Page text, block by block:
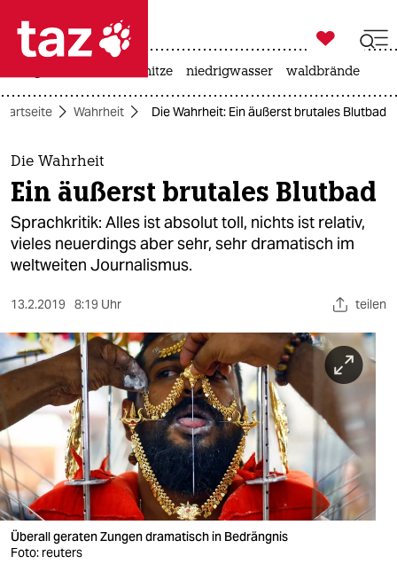
 taz zahl ich
taz zahl ich
themen
politik
öko
sport
berlin
nord
wahrheit
verlag
verlag

taz zahl ich
hitze niedrigwasser waldbrände
Wahrheit Die Wahrheit: Ein äußerst brutales Blutbad
Die Wahrheit
Ein äußerst brutales Blutbad
Sprachkritik: Alles ist absolut toll, nichts ist relativ,
vieles neuerdings aber sehr, sehr dramatisch im
weltweiten Journalismus.
13.2.2019 8:19 Uhr teilen
Überall geraten Zungen dramatisch in Bedrängnis
Foto: reuters